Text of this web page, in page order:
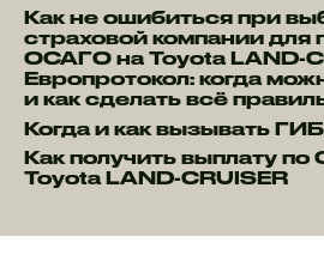
Как не ошибиться при
страховой компании для
ОСАГО на Toyota LAND-
Европротокол: когда
и как сделать всё
Когда и как вызывать
Как получить выплату
Toyota LAND-CRUISER